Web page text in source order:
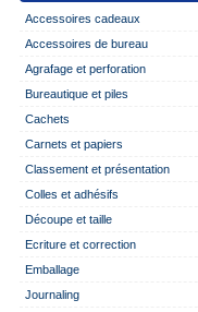
Accessoires cadeaux
Accessoires de bureau
Agrafage et perforation
Bureautique et piles
Cachets
Carnets et papiers
Classement et présentation
Colles et adhésifs
Découpe et taille
Ecriture et correction
Emballage
Journaling